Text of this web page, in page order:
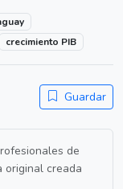
crecimiento PIB
Guardar
de
original creada